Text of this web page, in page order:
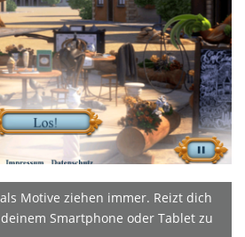
Motive ziehen immer. Reizt dich
Smartphone oder Tablet zu